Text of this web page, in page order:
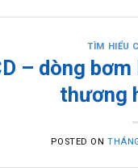
TÌM HIỂU
– dòng
thương
POSTED ON